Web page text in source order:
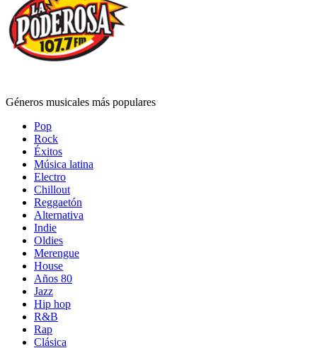
Géneros musicales más populares
Pop
Rock
Éxitos
Música latina
Electro
Chillout
Reggaetón
Alternativa
Indie
Oldies
Merengue
House
Años 80
Jazz
Hip hop
R&B
Rap
Clásica